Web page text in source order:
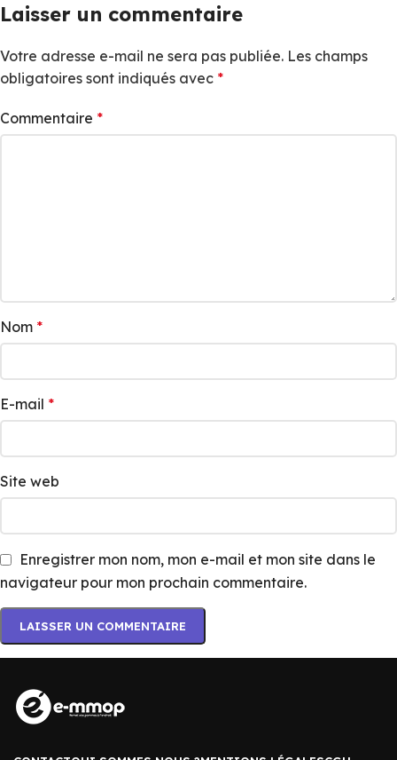
Laisser un commentaire
Votre adresse e-mail ne sera pas publiée. Les champs
obligatoires sont indiqués avec *
Commentaire *
Nom *
E-mail *
Site web
Enregistrer mon nom, mon e-mail et mon site dans le
navigateur pour mon prochain commentaire.